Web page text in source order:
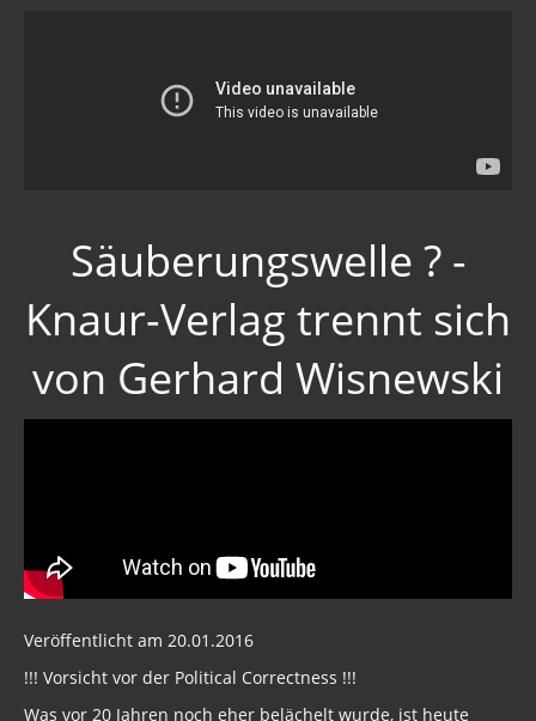
Säuberungswelle ? -
Knaur-Verlag trennt sich
von Gerhard Wisnewski
Veröffentlicht am 20.01.2016
!!! Vorsicht vor der Political Correctness !!!
Was vor 20 Jahren noch eher belächelt wurde, ist heute